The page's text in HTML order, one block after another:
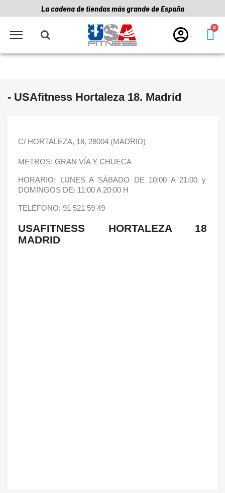
La cadena de tiendas más grande de España
- USAfitness Hortaleza 18. Madrid
C/ HORTALEZA, 18, 28004 (MADRID)
METROS: GRAN VÍA Y CHUECA
HORARIO: LUNES A SÁBADO DE 10:00 A 21:00 y
DOMINGOS DE: 11:00 A 20:00 H
TELÉFONO: 91 521 59 49
USAFITNESS HORTALEZA 18
MADRID